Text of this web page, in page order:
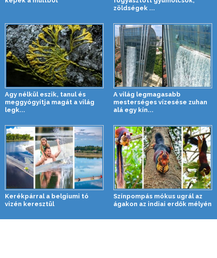
zöldségek ...
Agy nélkül eszik, tanul és
meggyógyítja magát a világ
legk...
A világ legmagasabb
mesterséges vízesése zuhan
alá egy kín...
Kerékpárral a belgiumi tó
vizén keresztül
Színpompás mókus ugrál az
ágakon az indiai erdők mélyén